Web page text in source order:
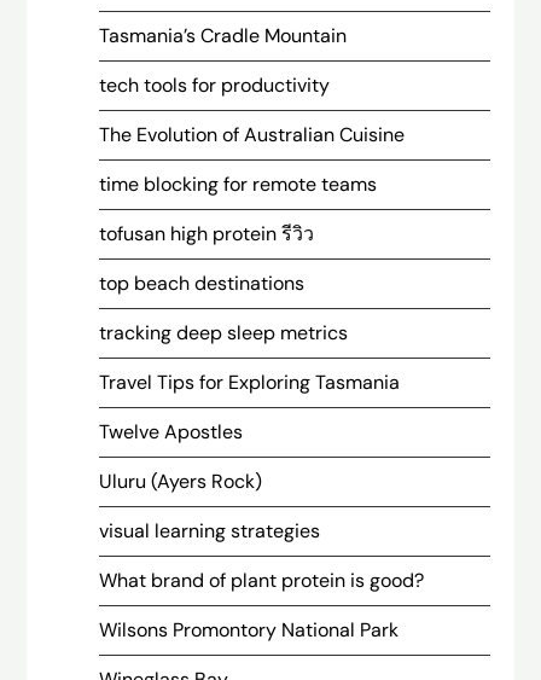
Tasmania’s Cradle Mountain
tech tools for productivity
The Evolution of Australian Cuisine
time blocking for remote teams
tofusan high protein รีวิว
top beach destinations
tracking deep sleep metrics
Travel Tips for Exploring Tasmania
Twelve Apostles
Uluru (Ayers Rock)
visual learning strategies
What brand of plant protein is good?
Wilsons Promontory National Park